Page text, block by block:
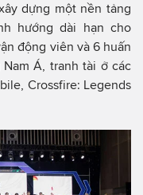
dựng một nền tảng
hướng dài hạn cho
động viên và 6 huấn
Á, tranh tài ở các
Crossfire: Legends